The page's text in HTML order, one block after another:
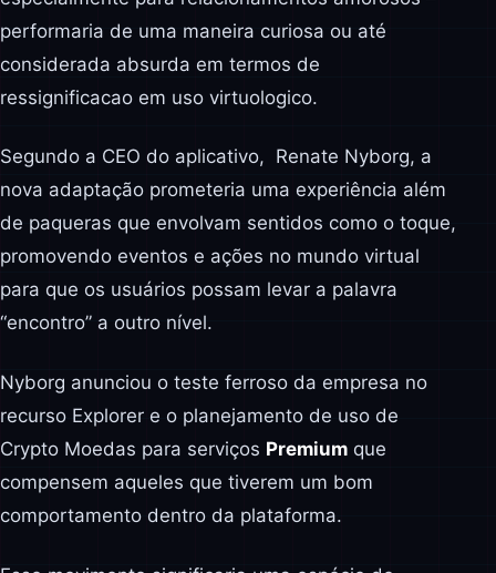
performaria de uma maneira curiosa ou até
considerada absurda em termos de
ressignificacao em uso virtuologico.
Segundo a CEO do aplicativo, Renate Nyborg, a
nova adaptação prometeria uma experiência além
de paqueras que envolvam sentidos como o toque,
promovendo eventos e ações no mundo virtual
para que os usuários possam levar a palavra
“encontro” a outro nível.
Nyborg anunciou o teste ferroso da empresa no
recurso Explorer e o planejamento de uso de
Crypto Moedas para serviços Premium que
compensem aqueles que tiverem um bom
comportamento dentro da plataforma.